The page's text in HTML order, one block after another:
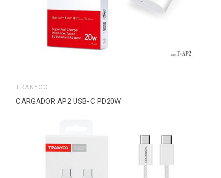
TRANYOO
CARGADOR AP2 USB-C PD20W